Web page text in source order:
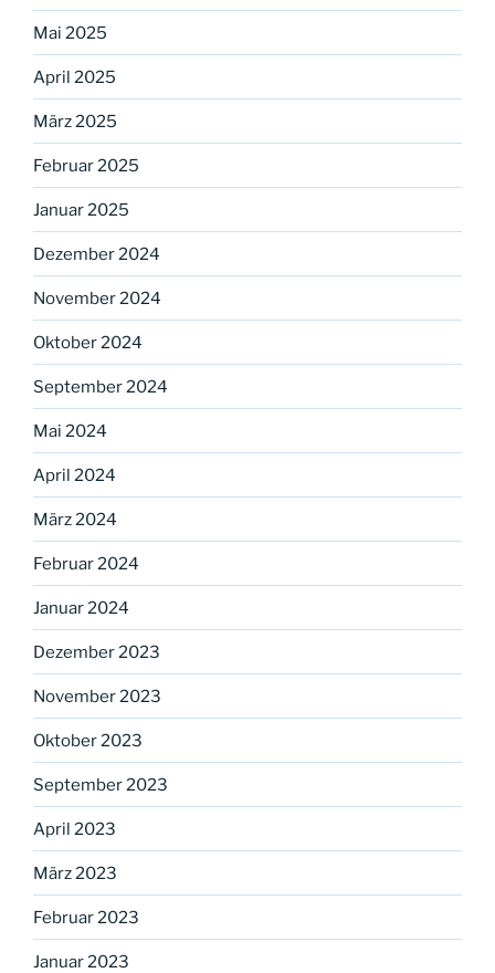
Mai 2025
April 2025
März 2025
Februar 2025
Januar 2025
Dezember 2024
November 2024
Oktober 2024
September 2024
Mai 2024
April 2024
März 2024
Februar 2024
Januar 2024
Dezember 2023
November 2023
Oktober 2023
September 2023
April 2023
März 2023
Februar 2023
Januar 2023